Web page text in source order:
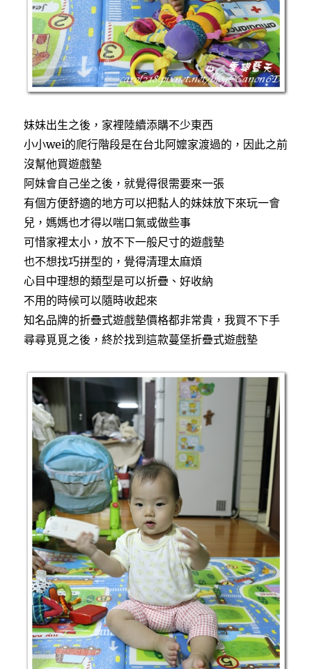
妹妹出生之後，家裡陸續添購不少東西
小小wei的爬行階段是在台北阿嬤家渡過的，因此之前
沒幫他買遊戲墊
阿妹會自己坐之後，就覺得很需要來一張
有個方便舒適的地方可以把黏人的妹妹放下來玩一會
兒，媽媽也才得以喘口氣或做些事
可惜家裡太小，放不下一般尺寸的遊戲墊
也不想找巧拼型的，覺得清理太麻煩
心目中理想的類型是可以折疊、好收納
不用的時候可以隨時收起來
知名品牌的折疊式遊戲墊價格都非常貴，我買不下手
尋尋覓覓之後，終於找到這款蔓堡折疊式遊戲墊